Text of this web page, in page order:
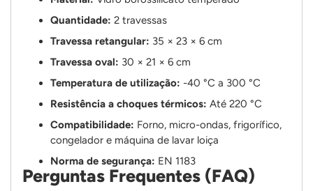
Quantidade: 2 travessas
Travessa retangular: 35 × 23 × 6 cm
Travessa oval: 30 × 21 × 6 cm
Temperatura de utilização: -40 °C a 300 °C
Resistência a choques térmicos: Até 220 °C
Compatibilidade: Forno, micro-ondas, frigorífico,
congelador e máquina de lavar loiça
Norma de segurança: EN 1183
Perguntas Frequentes (FAQ)